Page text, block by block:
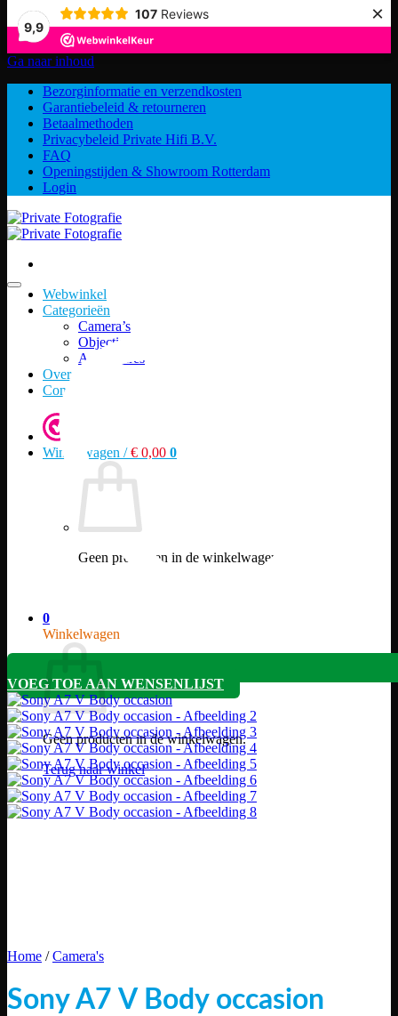
9,9
107 Reviews ×
Ga naar inhoud
Bezorginformatie en verzendkosten
Garantiebeleid & retourneren
Betaalmethoden
Privacybeleid Private Hifi B.V.
FAQ
Openingstijden & Showroom Rotterdam
Login
Webwinkel
Categorieën
Camera’s
Objectieven
Accessoires
Over ons
Contact
Winkelwagen /€ 0,00 0
Geen producten in de winkelwagen.
0
Winkelwagen
Geen producten in de winkelwagen.
Terug naar winkel
VOEG TOE AAN WENSENLIJST
Home / Camera's
Sony A7 V Body occasion